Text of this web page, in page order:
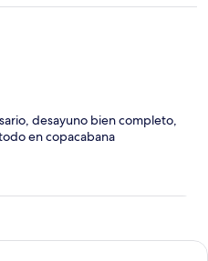
desayuno bien completo,
en copacabana